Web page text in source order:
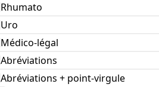
Rhumato
Uro
Médico-légal
Abréviations
Abréviations + point-virgule